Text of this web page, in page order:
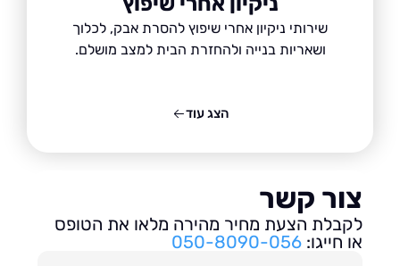
שירותי ניקיון אחרי שיפוץ להסרת אבק, לכלוך
ושאריות בנייה ולהחזרת הבית למצב מושלם.
קשר
הצעת מחיר מהירה מלאו את הטופס
חייגו:050-8090-056